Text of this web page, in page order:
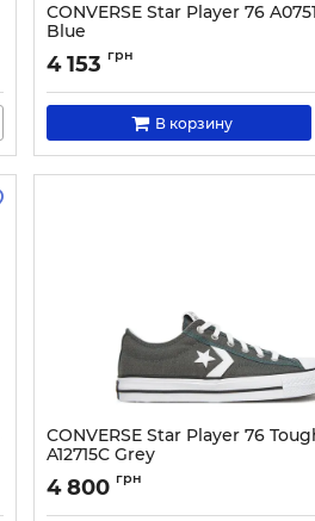
CONVERSE Star Player 76
Blue
Артикул: 0000303743925-35.1_2
4 153 грн
В корзину
CONVERSE Star Player 76
A12715C Grey
Артикул: 0000304832093-37
4 800 грн